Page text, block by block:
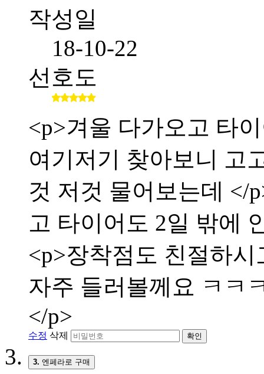
작성일
18-10-22
선호도
<p>겨울 다가오고 타
여기저기 찾아보니 고
것 저것 물어보는데 </
고 타이어도 2일 밖에
<p>장착점도 친절하
자주 들러볼께요 ㅋㅋ
</p>
수정 삭제 확인
3. 엔페라로 구매